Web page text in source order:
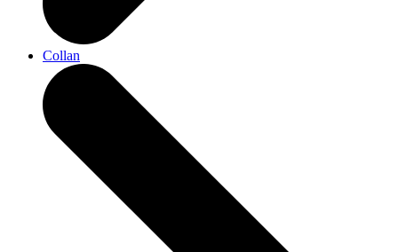
Collan